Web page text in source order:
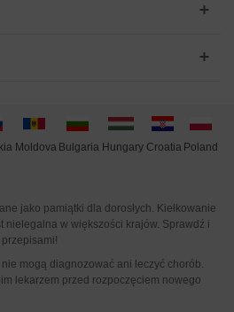
Moldova Bulgaria Hungary Croatia Poland
jako pamiątki dla dorosłych. Kiełkowanie
nielegalna w większości krajów. Sprawdź i
mogą diagnozować ani leczyć chorób.
lekarzem przed rozpoczęciem nowego